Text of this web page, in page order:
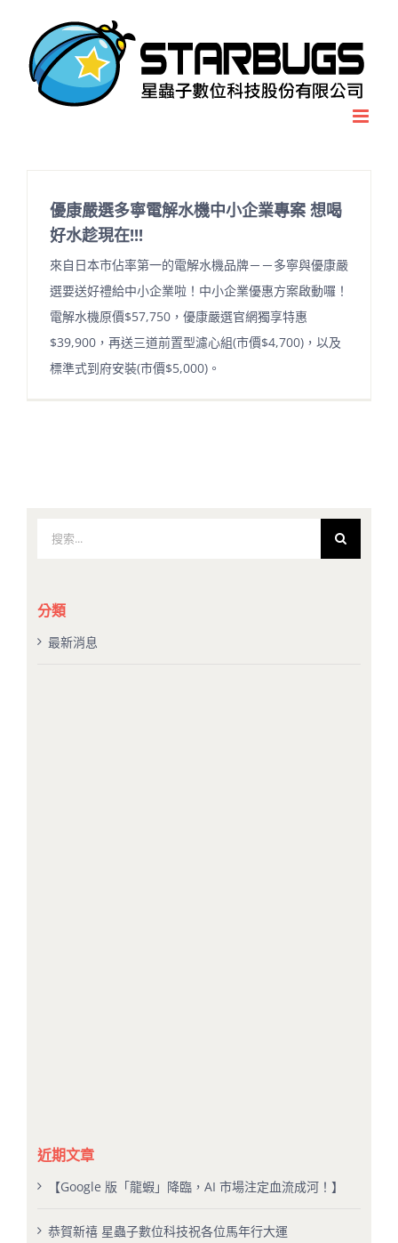
content
優康嚴選多寧電解水機中小企業專案 想喝
好水趁現在!!!
來自日本市佔率第一的電解水機品牌－－多寧與優康嚴
選要送好禮給中小企業啦！中小企業優惠方案啟動囉！
電解水機原價$57,750，優康嚴選官網獨享特惠
$39,900，再送三道前置型濾心組(市價$4,700)，以及
標準式到府安裝(市價$5,000)。
果：
分類
最新消息
近期文章
【Google 版「龍蝦」降臨，AI 市場注定血流成河！】
恭賀新禧 星蟲子數位科技祝各位馬年行大運